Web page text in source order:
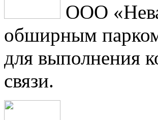
ООО
обширным
для выполнения
связи.